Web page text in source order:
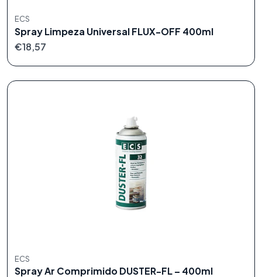
ECS
Spray Limpeza Universal FLUX-OFF 400ml
€18,57
ECS
Spray Ar Comprimido DUSTER-FL – 400ml